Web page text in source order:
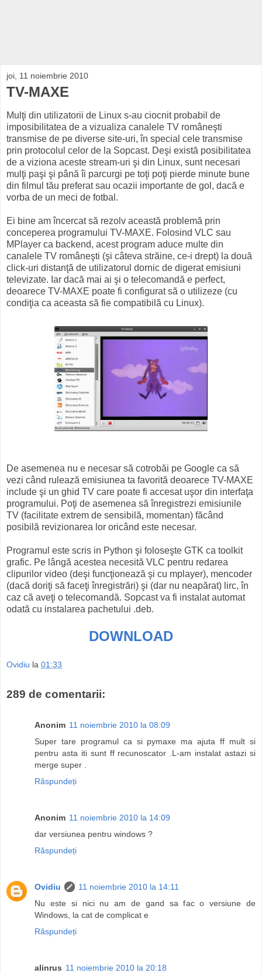
joi, 11 noiembrie 2010
TV-MAXE
Mulţi din utilizatorii de Linux s-au ciocnit probabil de
imposibilitatea de a vizualiza canalele TV româneşti
transmise de pe diverse site-uri, în special cele transmise
prin protocolul celor de la Sopcast. Deşi există posibilitatea
de a viziona aceste stream-uri şi din Linux, sunt necesari
mulţi paşi şi până îi parcurgi pe toţi poţi pierde minute bune
din filmul tău preferat sau ocazii importante de gol, dacă e
vorba de un meci de fotbal.
Ei bine am încercat să rezolv această problemă prin
conceperea programului TV-MAXE. Folosind VLC sau
MPlayer ca backend, acest program aduce multe din
canalele TV româneşti (şi câteva străine, ce-i drept) la două
click-uri distanţă de utilizatorul dornic de digerat emisiuni
televizate. Iar dacă mai ai şi o telecomandă e perfect,
deoarece TV-MAXE poate fi configurat să o utilizeze (cu
condiţia ca aceasta să fie compatibilă cu Linux).
De asemenea nu e necesar să cotrobăi pe Google ca să
vezi când rulează emisiunea ta favorită deoarece TV-MAXE
include şi un ghid TV care poate fi accesat uşor din interfaţa
programului. Poţi de asemenea să înregistrezi emisiunile
TV (facilitate extrem de sensibilă, momentan) făcând
posibilă revizionarea lor oricând este necesar.
Programul este scris in Python şi foloseşte GTK ca toolkit
grafic. Pe lângă acestea necesită VLC pentru redarea
clipurilor video (deşi funcţionează şi cu mplayer), mencoder
(dacă doriţi să faceţi înregistrări) şi (dar nu neapărat) lirc, în
caz că aveţi o telecomandă. Sopcast va fi instalat automat
odată cu instalarea pachetului .deb.
DOWNLOAD
Ovidiu la 01:33
289 de comentarii:
Anonim 11 noiembrie 2010 la 08:09
Super tare programul ca si pymaxe ma ajuta ff mult si
pentru asta iti sunt ff recunoscator .L-am instalat astazi si
merge super .
Răspundeți
Anonim 11 noiembrie 2010 la 14:09
dar versiunea pentru windows ?
Răspundeți
Ovidiu
11 noiembrie 2010 la 14:11
Nu este si nici nu am de gand sa fac o versiune de
Windows, la cat de complicat e
Răspundeți
alinrus 11 noiembrie 2010 la 20:18